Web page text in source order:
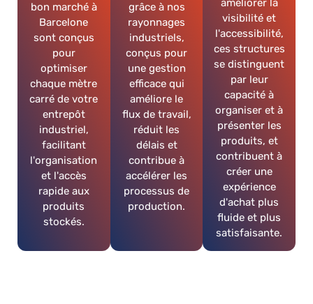
bon marché à
Barcelone
sont conçus
pour
optimiser
chaque mètre
carré de votre
entrepôt
industriel,
facilitant
l'organisation
et l'accès
rapide aux
produits
stockés.
grâce à nos
rayonnages
industriels,
conçus pour
une gestion
efficace qui
améliore le
flux de travail,
réduit les
délais et
contribue à
accélérer les
processus de
production.
améliorer la
visibilité et
l'accessibilité,
ces structures
se distinguent
par leur
capacité à
organiser et à
présenter les
produits, et
contribuent à
créer une
expérience
d'achat plus
fluide et plus
satisfaisante.